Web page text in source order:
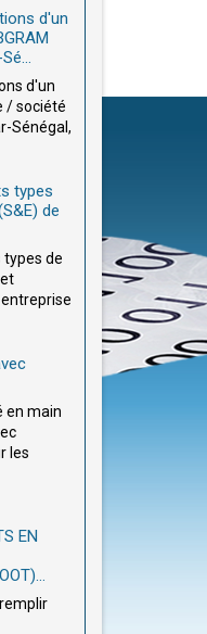
d'un
d'un
/ société
Sénégal,
types
de
de
en main
les
EN